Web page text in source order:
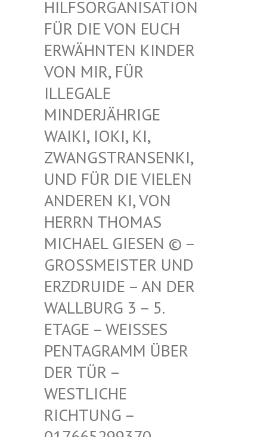
SORGANISATION FÜR
DIE VON EUCH ERWÄ
HNTEN KINDER VON
MIR, FÜR ILLE
GALE MIND
ERJÄHRIGE WAIK
I, IOKI, KI, ZWAN
GSTRANSENKI, UND
FÜR DIE VIELEN ANDE
REN KI, VON HERR
N THOMAS MICH
AEL GIESEN © – GROSS
MEISTER UND ERZDR
UIDE – AN DER WALLB
URG 3 – 5. ETAGE
– WEISSES PENTAG
RAMM ÜBER DER TÜ
R – WESTLI
CHE RICHTU
NG – 017665